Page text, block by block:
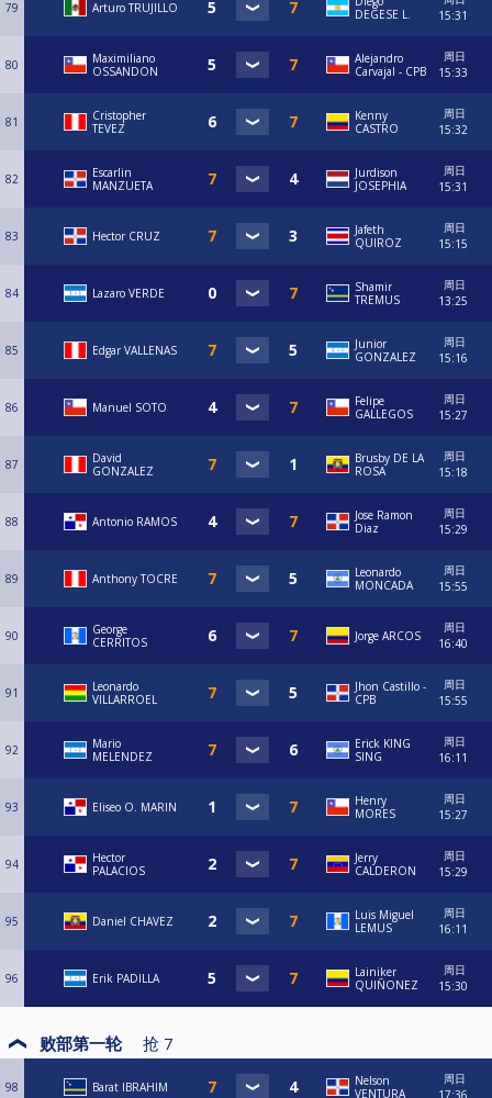
79 Arturo TRUJILLO
DEGESE L.
15:31
80
Maximiliano
OSSANDON
⁠Alejandro
Carvajal - CPB
周日
15:33
81
Cristopher
TEVEZ
Kenny
CASTRO
周日
15:32
82
Escarlin
MANZUETA
Jurdison
JOSEPHIA
周日
15:31
83 Hector CRUZ
Jafeth
QUIROZ
周日
15:15
84 Lazaro VERDE
Shamir
TREMUS
周日
13:25
85 Edgar VALLENAS
Junior
GONZALEZ
周日
15:16
86 Manuel SOTO
Felipe
GALLEGOS
周日
15:27
87
David
GONZALEZ
Brusby DE LA
ROSA
周日
15:18
88 Antonio RAMOS
Jose Ramon
Diaz
周日
15:29
89 Anthony TOCRE
Leonardo
MONCADA
周日
15:55
90
George
CERRITOS
Jorge ARCOS
周日
16:40
91
Leonardo
VILLARROEL
Jhon Castillo -
CPB
周日
15:55
92
Mario
MELENDEZ
Erick KING
SING
周日
16:11
93 Eliseo O. MARIN
Henry
MORES
周日
15:27
94
Hector
PALACIOS
Jerry
CALDERON
周日
15:29
95 Daniel CHAVEZ
Luis Miguel
LEMUS
周日
16:11
96 Erik PADILLA
Lainiker
QUIÑONEZ
周日
15:30
败部第一轮 抢 7
98 Barat IBRAHIM
Nelson
VENTURA
周日